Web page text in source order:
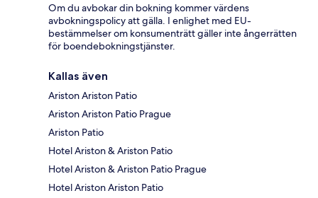
Om du avbokar din bokning kommer värdens
avbokningspolicy att gälla. I enlighet med EU-
bestämmelser om konsumenträtt gäller inte ångerrätten
för boendebokningstjänster.
Kallas även
Ariston Ariston Patio
Ariston Ariston Patio Prague
Ariston Patio
Hotel Ariston & Ariston Patio
Hotel Ariston & Ariston Patio Prague
Hotel Ariston Ariston Patio